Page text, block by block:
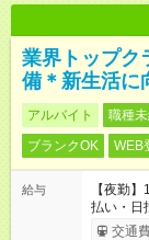
業界トップク
備＊新生活に
アルバイト 職種
ブランクOK
WEB
給与
【夜勤
払い・日
交通